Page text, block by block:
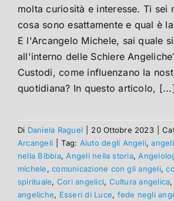
molta curiosità e interesse. Ti sei
cosa sono esattamente e qual è
E l'Arcangelo Michele, sai quale
all'interno delle Schiere
Custodi, come influenzano la
quotidiana? In questo articolo, [...]
Di Daniela Raguel 20 Ottobre 2023
Arcangeli
Tag: Aiuto degli Angeli,
nella Bibbia,Angeli nella storia,
michele,comunicazione con gli angeli,
spirituale, Cori angelici, Cultura angelica,
angeliche, Esseri di Luce, fede negli